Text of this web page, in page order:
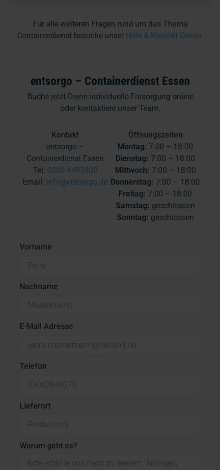
Für alle weiteren Fragen rund um das Thema
Containerdienst besuche unserHilfe & Kontakt Center.
entsorgo – Containerdienst Essen
Buche jetzt Deine individuelle Entsorgung online
oder kontaktiere unser Team.
Kontakt
entsorgo –
Containerdienst Essen
Tel: 0800 4493900
Email: info@entsorgo.de
Öffnungszeiten
Montag: 7:00 – 18:00
Dienstag: 7:00 – 18:00
Mittwoch: 7:00 – 18:00
Donnerstag: 7:00 – 18:00
Freitag: 7:00 – 18:00
Samstag: geschlossen
Sonntag: geschlossen
Vorname
Nachname
E-Mail Adresse
Telefon
Lieferort
Worum geht es?